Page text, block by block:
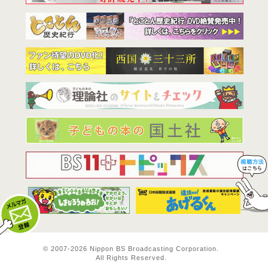
© 2007-2026 Nippon BS Broadcasting Corporation.
All Rights Reserved.